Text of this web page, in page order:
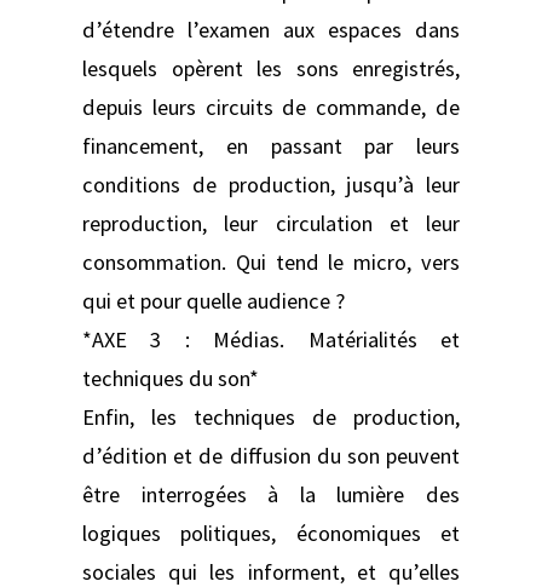
d’étendre l’examen aux espaces dans
lesquels opèrent les sons enregistrés,
depuis leurs circuits de commande, de
financement, en passant par leurs
conditions de production, jusqu’à leur
reproduction, leur circulation et leur
consommation. Qui tend le micro, vers
qui et pour quelle audience ?
*AXE 3 : Médias. Matérialités et
techniques du son*
Enfin, les techniques de production,
d’édition et de diffusion du son peuvent
être interrogées à la lumière des
logiques politiques, économiques et
sociales qui les informent, et qu’elles